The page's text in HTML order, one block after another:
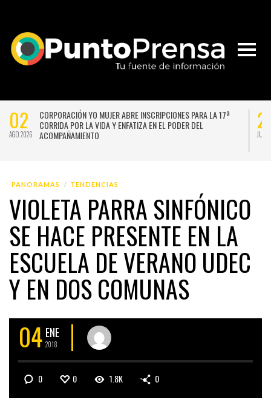
02
AGO 2026
CORPORACIÓN YO MUJER ABRE INSCRIPCIONES PARA LA 17ª
CORRIDA POR LA VIDA Y ENFATIZA EN EL PODER DEL
ACOMPAÑAMIENTO
JUL
PANORAMAS TENDENCIAS
VIOLETA PARRA SINFÓNICO
SE HACE PRESENTE EN LA
ESCUELA DE VERANO UDEC
Y EN DOS COMUNAS
04 ENE
2018
0 0 1.8K 0